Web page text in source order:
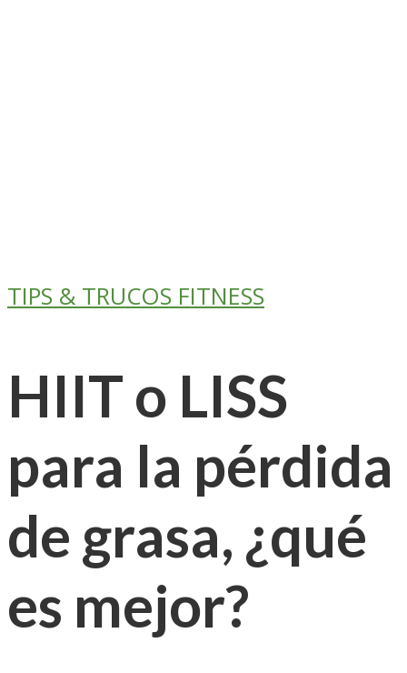
TIPS & TRUCOS FITNESS
HIIT o LISS
para la pérdida
de grasa, ¿qué
es mejor?